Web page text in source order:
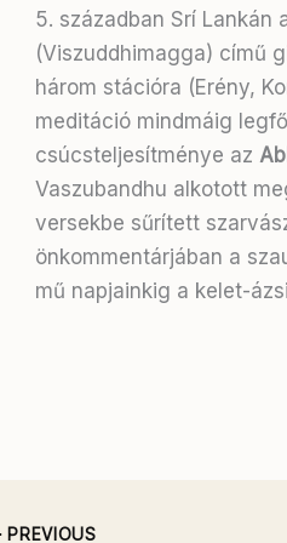
5. században Srí Lankán
(Viszuddhimagga) című
három stációra (Erény,
meditáció mindmáig
csúcsteljesítménye az
Vaszubandhu alkotott
versekbe sűrített
önkommentárjában a
mű napjainkig a kelet-
PREVIOUS